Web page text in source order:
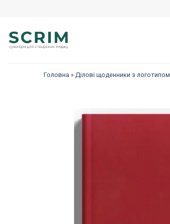
змісту
Головна » Ділові щоденники з логотипом